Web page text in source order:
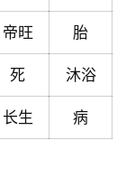
帝旺 胎
死 沐浴
长生 病